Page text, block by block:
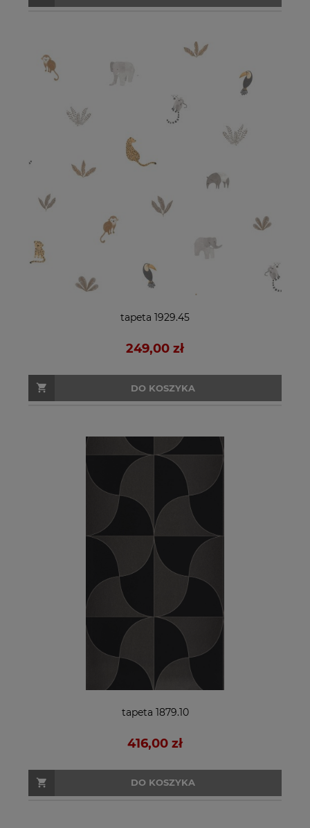
tapeta 1929.45
249,00 zł
DO KOSZYKA
tapeta 1879.10
416,00 zł
DO KOSZYKA